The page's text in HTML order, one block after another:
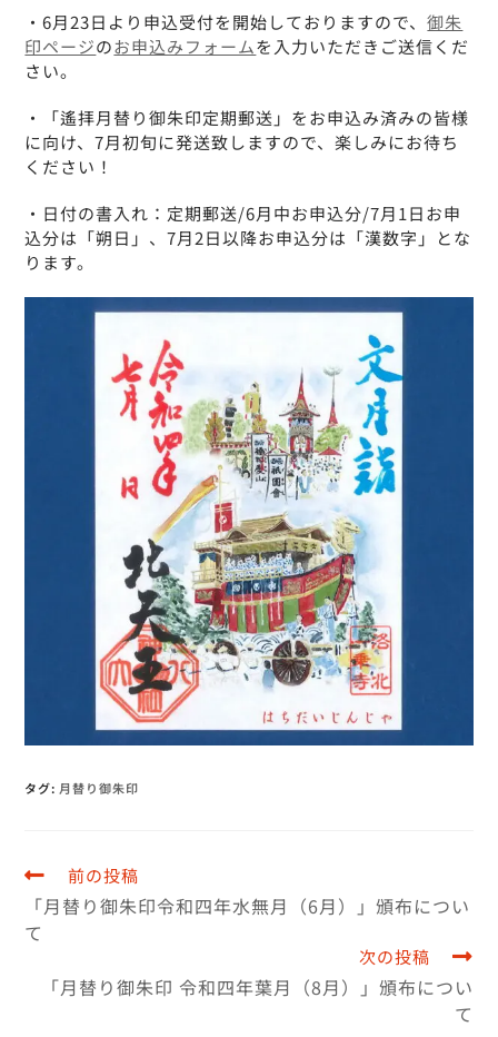
・6月23日より申込受付を開始しておりますので、御朱
印ページのお申込みフォームを入力いただきご送信くだ
さい。
・「遙拝月替り御朱印定期郵送」をお申込み済みの皆様
に向け、7月初旬に発送致しますので、楽しみにお待ち
ください！
・日付の書入れ：定期郵送/6月中お申込分/7月1日お申
込分は「朔日」、7月2日以降お申込分は「漢数字」とな
ります。
タグ:月替り御朱印
前の投稿
「月替り御朱印令和四年水無月（6月）」頒布につい
て
次の投稿
「月替り御朱印 令和四年葉月（8月）」頒布につい
て